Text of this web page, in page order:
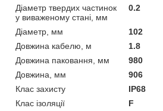
Діаметр твердих частинок
у виваженому стані, мм
0.2
Діаметр, мм
102
Довжина кабелю, м
1.8
Довжина паковання, мм
980
Довжина, мм
906
Клас захисту
IP68
Клас ізоляції
F